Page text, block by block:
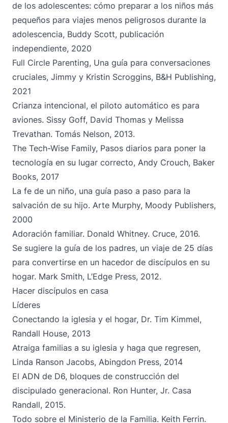
de los adolescentes: cómo preparar a los niños más
pequeños para viajes menos peligrosos durante la
adolescencia, Buddy Scott, publicación
independiente, 2020
Full Circle Parenting, Una guía para conversaciones
cruciales, Jimmy y Kristin Scroggins, B&H Publishing,
2021
Crianza intencional, el piloto automático es para
aviones. Sissy Goff, David Thomas y Melissa
Trevathan. Tomás Nelson, 2013.
The Tech-Wise Family, Pasos diarios para poner la
tecnología en su lugar correcto, Andy Crouch, Baker
Books, 2017
La fe de un niño, una guía paso a paso para la
salvación de su hijo. Arte Murphy, Moody Publishers,
2000
Adoración familiar. Donald Whitney. Cruce, 2016.
Se sugiere la guía de los padres, un viaje de 25 días
para convertirse en un hacedor de discípulos en su
hogar. Mark Smith, L’Edge Press, 2012.
Hacer discípulos en casa
Líderes
Conectando la iglesia y el hogar, Dr. Tim Kimmel,
Randall House, 2013
Atraiga familias a su iglesia y haga que regresen,
Linda Ranson Jacobs, Abingdon Press, 2014
El ADN de D6, bloques de construcción del
discipulado generacional. Ron Hunter, Jr. Casa
Randall, 2015.
Todo sobre el Ministerio de la Familia. Keith Ferrin.